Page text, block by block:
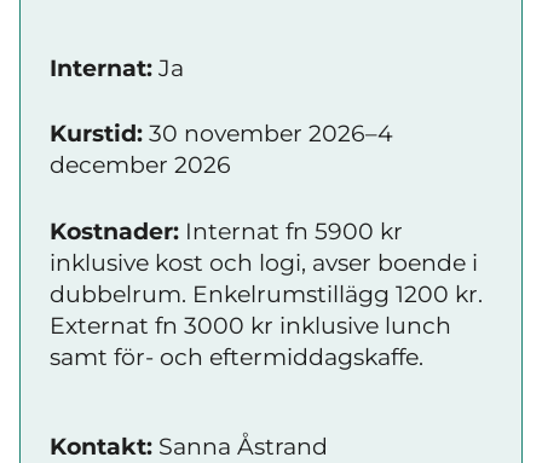
Internat: Ja
Kurstid: 30 november 2026–4
december 2026
Kostnader: Internat fn 5900 kr
inklusive kost och logi, avser boende i
dubbelrum. Enkelrumstillägg 1200 kr.
Externat fn 3000 kr inklusive lunch
samt för- och eftermiddagskaffe.
Kontakt: Sanna Åstrand